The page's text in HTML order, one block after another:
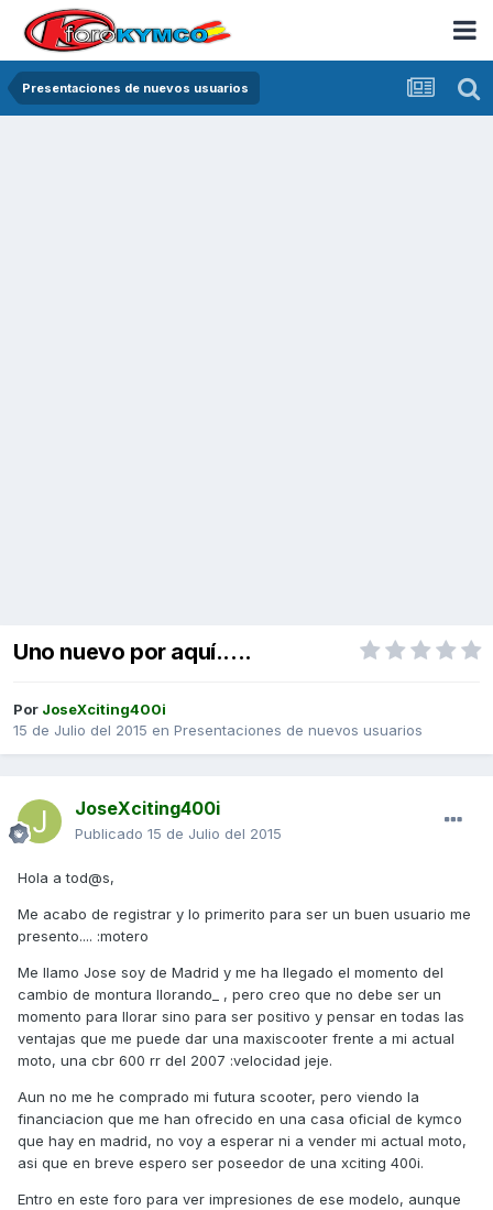
Presentaciones de nuevos usuarios
Uno nuevo por aquí.....
Por JoseXciting400i
15 de Julio del 2015 en Presentaciones de nuevos usuarios
JoseXciting400i
Publicado 15 de Julio del 2015
Hola a tod@s,
Me acabo de registrar y lo primerito para ser un buen usuario me
presento.... :motero
Me llamo Jose soy de Madrid y me ha llegado el momento del
cambio de montura llorando_ , pero creo que no debe ser un
momento para llorar sino para ser positivo y pensar en todas las
ventajas que me puede dar una maxiscooter frente a mi actual
moto, una cbr 600 rr del 2007 :velocidad jeje.
Aun no me he comprado mi futura scooter, pero viendo la
financiacion que me han ofrecido en una casa oficial de kymco
que hay en madrid, no voy a esperar ni a vender mi actual moto,
asi que en breve espero ser poseedor de una xciting 400i.
Entro en este foro para ver impresiones de ese modelo, aunque